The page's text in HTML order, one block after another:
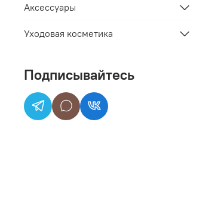
Аксессуары
Уходовая косметика
Подписывайтесь